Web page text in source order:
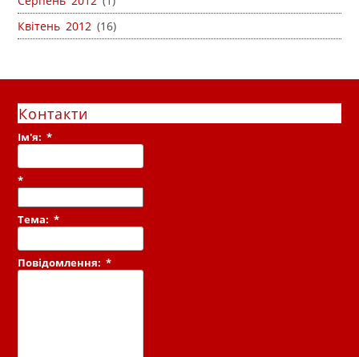
Квітень 2012 (16)
Контакти
Ім'я:*
*
Тема:*
Повідомлення:*